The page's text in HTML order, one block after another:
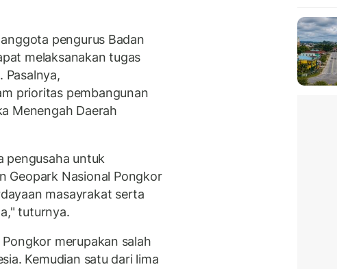
pengurus Badan
melaksanakan tugas
Pasalnya,
prioritas pembangunan
Menengah Daerah
pengusaha untuk
Geopark Nasional Pongkor
masayrakat serta
tuturnya.
merupakan salah
Kemudian satu dari lima